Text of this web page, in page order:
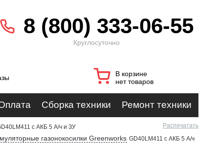
8 (800) 333-06-55
Круглосуточно
В корзине
нет товаров
Сборка техники Ремонт техники
с АКБ 5 А/ч и ЗУ Распечатать
газонокосилки Greenworks GD40LM411 с АКБ 5 А/ч